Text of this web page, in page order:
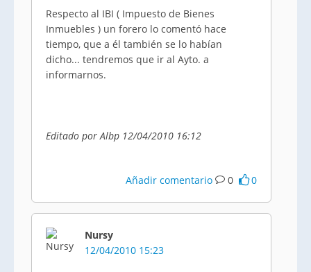
Respecto al IBI ( Impuesto de Bienes
Inmuebles ) un forero lo comentó hace
tiempo, que a él también se lo habían
dicho... tendremos que ir al Ayto. a
informarnos.
Editado por Albp 12/04/2010 16:12
Añadir comentario 0 0
Nursy
12/04/2010 15:23